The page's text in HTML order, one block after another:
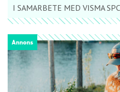
I SAMARBETE MED VISMA
Annons